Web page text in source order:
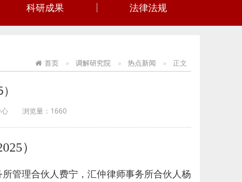
科研成果 法律法规
首页 调解研究院 热点新闻 正文
浏览量： 1660
）
管理合伙人费宁，汇仲律师事务所合伙人杨